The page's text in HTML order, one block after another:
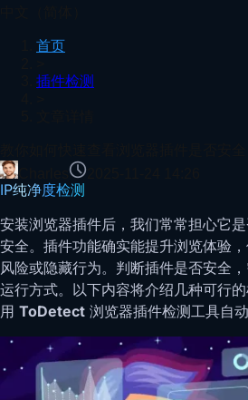
首页
插件检测
IP纯净度检测
安装浏览器插件后，我们常常担心它
安全。插件功能确实能提升浏览体验
风险或隐藏行为。判断插件是否安全
运行方式。以下内容将介绍几种可行
用 ToDetect 浏览器插件检测工具自